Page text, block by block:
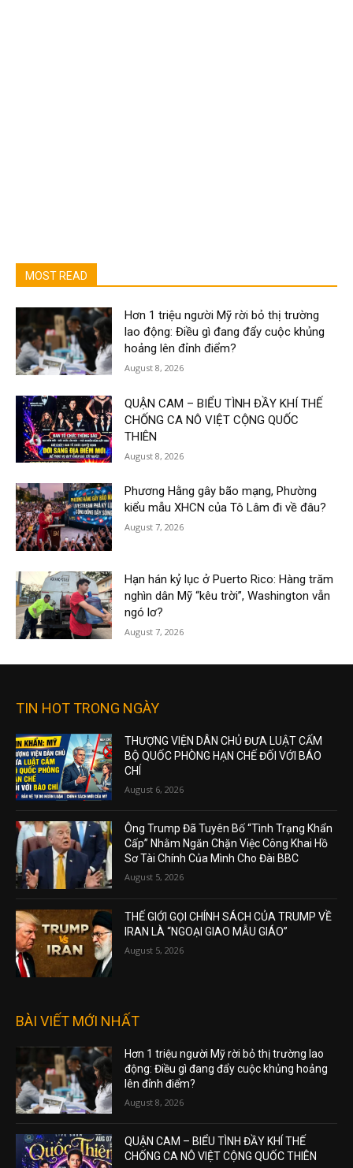
MOST READ
Hơn 1 triệu người Mỹ rời bỏ thị trường
lao động: Điều gì đang đẩy cuộc khủng
hoảng lên đỉnh điểm?
August 8, 2026
QUẬN CAM – BIỂU TÌNH ĐẦY KHÍ THẾ
CHỐNG CA NÔ VIỆT CỘNG QUỐC
THIÊN
August 8, 2026
Phương Hằng gây bão mạng, Phường
kiểu mẫu XHCN của Tô Lâm đi về đâu?
August 7, 2026
Hạn hán kỷ lục ở Puerto Rico: Hàng trăm
nghìn dân Mỹ “kêu trời”, Washington vẫn
ngó lơ?
August 7, 2026
TIN HOT TRONG NGÀY
THƯỢNG VIỆN DÂN CHỦ ĐƯA LUẬT CẤM
BỘ QUỐC PHÒNG HẠN CHẾ ĐỐI VỚI BÁO
CHÍ
August 6, 2026
Ông Trump Đã Tuyên Bố “Tình Trạng Khẩn
Cấp” Nhằm Ngăn Chặn Việc Công Khai Hồ
Sơ Tài Chính Của Mình Cho Đài BBC
August 5, 2026
THẾ GIỚI GỌI CHÍNH SÁCH CỦA TRUMP VỀ
IRAN LÀ “NGOẠI GIAO MẪU GIÁO”
August 5, 2026
BÀI VIẾT MỚI NHẤT
Hơn 1 triệu người Mỹ rời bỏ thị trường lao
động: Điều gì đang đẩy cuộc khủng hoảng
lên đỉnh điểm?
August 8, 2026
QUẬN CAM – BIỂU TÌNH ĐẦY KHÍ THẾ
CHỐNG CA NÔ VIỆT CỘNG QUỐC THIÊN